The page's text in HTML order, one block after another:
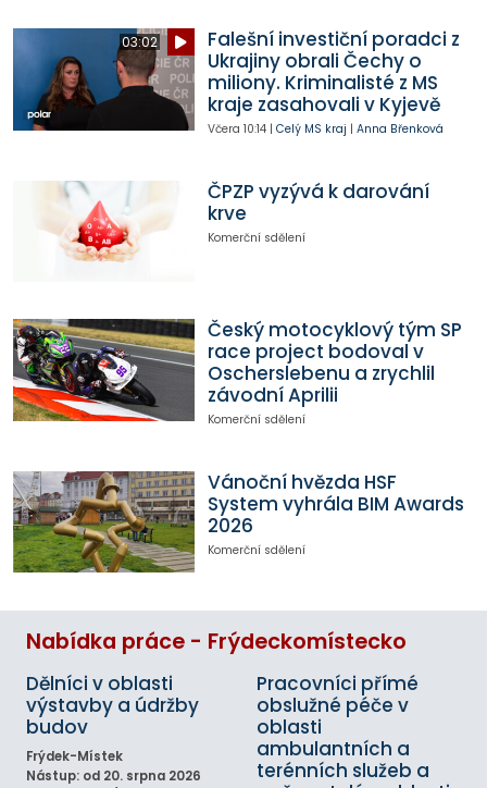
03:02
Falešní investiční poradci z
Ukrajiny obrali Čechy o
miliony. Kriminalisté z MS
kraje zasahovali v Kyjevě
Včera 10:14| Celý MS kraj | Anna Břenková
ČPZP vyzývá k darování
krve
Komerční sdělení
Český motocyklový tým SP
race project bodoval v
Oscherslebenu a zrychlil
závodní Aprilii
Komerční sdělení
Vánoční hvězda HSF
System vyhrála BIM Awards
2026
Komerční sdělení
Nabídka práce - Frýdeckomístecko
Dělníci v oblasti
výstavby a údržby
budov
Frýdek-Místek
Nástup: od 20. srpna 2026
Pracovníci přímé
obslužné péče v
oblasti
ambulantních a
terénních služeb a